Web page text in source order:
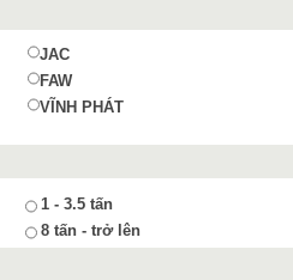
JAC
FAW
VĨNH PHÁT
1 - 3.5 tấn
8 tấn - trở lên